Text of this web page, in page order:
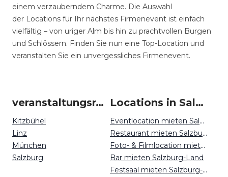
einem verzauberndem Charme. Die Auswahl
der Locations für Ihr nächstes Firmenevent ist einfach
vielfältig – von uriger Alm bis hin zu prachtvollen Burgen
und Schlössern. Finden Sie nun eine Top-Location und
veranstalten Sie ein unvergessliches Firmenevent.
veranstaltungsraum-firmenevents um Salzburg Land
Kitzbühel
Linz
München
Salzburg
Locations in Salzburg Land mieten
Eventlocation mieten Salzburg-Land
Restaurant mieten Salzburg-Land
Foto- & Filmlocation mieten Salzburg-Land
Bar mieten Salzburg-Land
Festsaal mieten Salzburg-Land